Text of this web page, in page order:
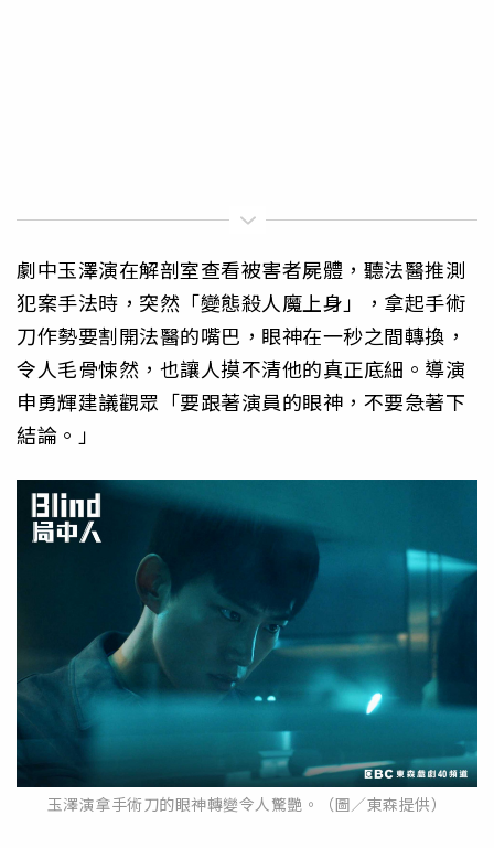
劇中玉澤演在解剖室查看被害者屍體，聽法醫推測
犯案手法時，突然「變態殺人魔上身」，拿起手術
刀作勢要割開法醫的嘴巴，眼神在一秒之間轉換，
令人毛骨悚然，也讓人摸不清他的真正底細。導演
申勇輝建議觀眾「要跟著演員的眼神，不要急著下
結論。」
玉澤演拿手術刀的眼神轉變令人驚艷。（圖／東森提供）